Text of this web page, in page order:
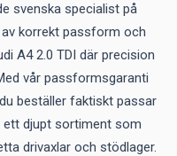
svenska specialist på
korrekt passform och
A4 2.0 TDI där precision
vår passformsgaranti
beställer faktiskt passar
ett djupt sortiment som
drivaxlar och stödlager.